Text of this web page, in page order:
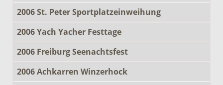
2006 St. Peter Sportplatzeinweihung
2006 Yach Yacher Festtage
2006 Freiburg Seenachtsfest
2006 Achkarren Winzerhock